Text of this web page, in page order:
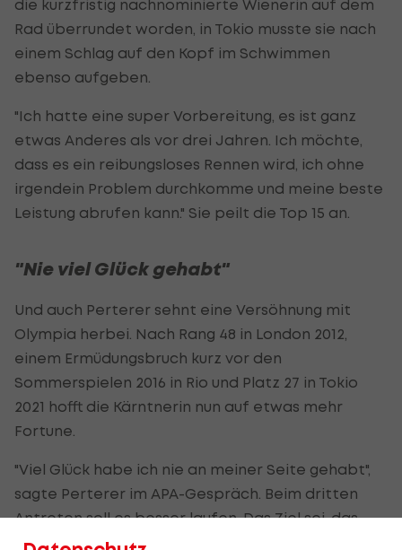
die kurzfristig nachnominierte Wienerin auf dem
Rad überrundet worden, in Tokio musste sie nach
einem Schlag auf den Kopf im Schwimmen
ebenso aufgeben.
"Ich hatte eine super Vorbereitung, es ist ganz
etwas Anderes als vor drei Jahren. Ich möchte,
dass es ein reibungsloses Rennen wird, ich ohne
irgendein Problem durchkomme und meine beste
Leistung abrufen kann." Sie peilt die Top 15 an.
"Nie viel Glück gehabt"
Und auch Perterer sehnt eine Versöhnung mit
Olympia herbei. Nach Rang 48 in London 2012,
einem Ermüdungsbruch kurz vor den
Sommerspielen 2016 in Rio und Platz 27 in Tokio
2021 hofft die Kärntnerin nun auf etwas mehr
Fortune.
"Viel Glück habe ich nie an meiner Seite gehabt",
sagte Perterer im APA-Gespräch. Beim dritten
Antreten soll es besser laufen. Das Ziel sei, das
Tokio-Ergebnis zu toppen. "Wenn alles passt, ist